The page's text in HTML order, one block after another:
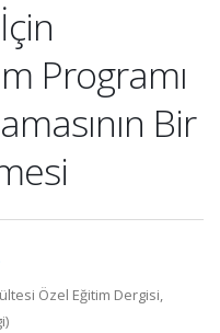
Programı
Bir
Özel Eğitim Dergisi,